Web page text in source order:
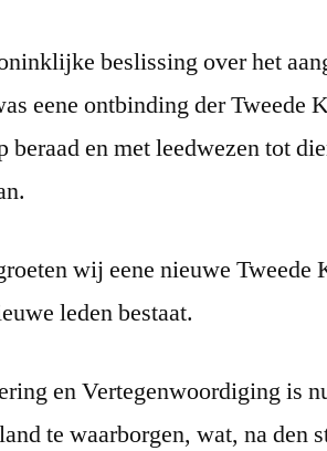
beslissing over het
eene ontbinding der Tweede
beraad en met leedwezen tot
wij eene nieuwe Tweede
leden bestaat.
en Vertegenwoordiging is
te waarborgen, wat, na den